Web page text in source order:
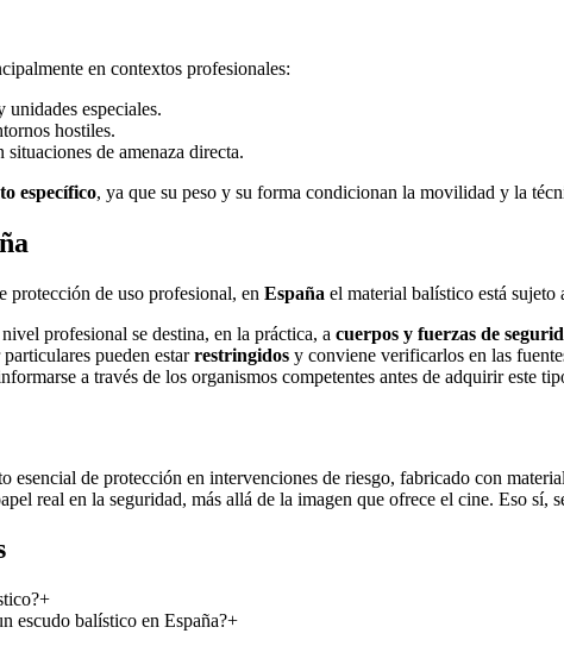
en contextos profesionales:
unidades especiales.
hostiles.
situaciones de amenaza directa.
específico, ya que su peso y su forma condicionan la movilidad y la
protección de uso profesional, en España el material balístico está
profesional se destina, en la práctica, a cuerpos y fuerzas de
pueden estarrestringidos y conviene verificarlos en las
a través de los organismos competentes antes de adquirir este
esencial de protección en intervenciones de riesgo, fabricado con
real en la seguridad, más allá de la imagen que ofrece el cine. Eso
+
escudo balístico en España?+